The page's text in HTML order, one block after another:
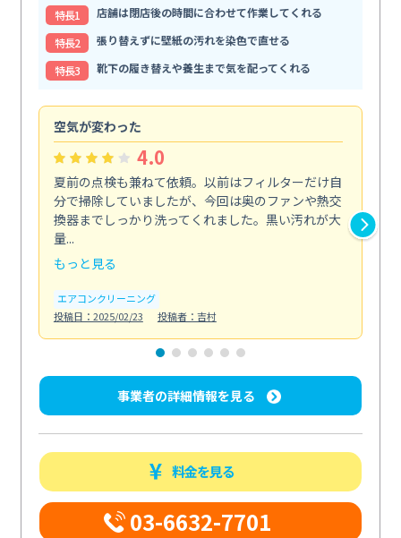
特⻑1
店舗は閉店後の時間に合わせて作業してくれる
特⻑2
張り替えずに壁紙の汚れを染色で直せる
特⻑3
靴下の履き替えや養生まで気を配ってくれる
空気が変わった
4.0
夏前の点検も兼ねて依頼。以前はフィルターだけ自
分で掃除していましたが、今回は奥のファンや熱交
換器までしっかり洗ってくれました。黒い汚れが大
量...
もっと見る
エアコンクリーニング
投稿日：2025/02/23
投稿者：吉村
事業者の詳細情報を見る
料金を見る
03-6632-7701